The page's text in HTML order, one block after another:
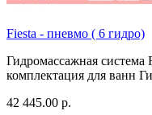
Fiesta - пневмо ( 6 гидро)
Гидромассажная
комплектация для ванн
42 445.00 р.